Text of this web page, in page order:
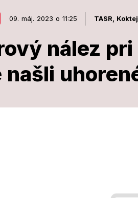
09. máj. 2023 o 11:25 TASR,
nález